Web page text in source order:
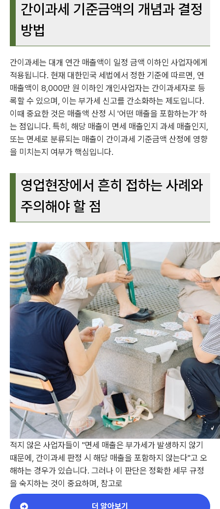
간이과세 기준금액의 개념과 결정
방법
간이과세는 대개 연간 매출액이 일정 금액 이하인 사업자에게
적용됩니다. 현재 대한민국 세법에서 정한 기준에 따르면, 연
매출액이 8,000만 원 이하인 개인사업자는 간이과세자로 등
록할 수 있으며, 이는 부가세 신고를 간소화하는 제도입니다.
이때 중요한 것은 매출액 산정 시 '어떤 매출을 포함하는가' 하
는 점입니다. 특히, 해당 매출이 면세 매출인지 과세 매출인지,
또는 면세로 분류되는 매출이 간이과세 기준금액 산정에 영향
을 미치는지 여부가 핵심입니다.
영업현장에서 흔히 접하는 사례와
주의해야 할 점
적지 않은 사업자들이 "면세 매출은 부가세가 발생하지 않기
때문에, 간이과세 판정 시 해당 매출을 포함하지 않는다"고 오
해하는 경우가 있습니다. 그러나 이 판단은 정확한 세무 규정
을 숙지하는 것이 중요하며, 참고로
더 알아보기